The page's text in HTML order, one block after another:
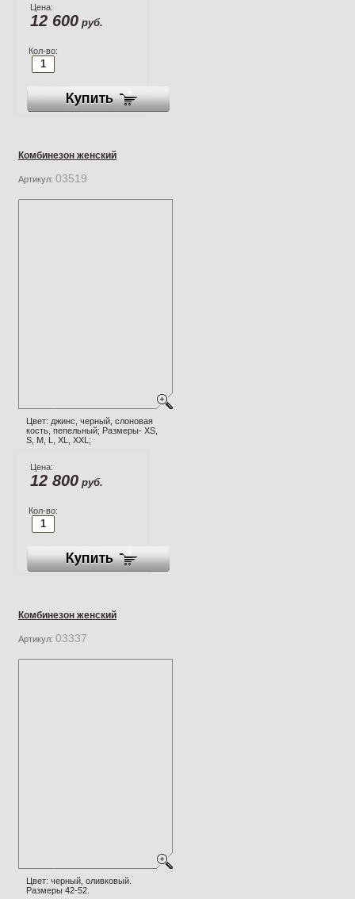
Цена:
12 600 руб.
Кол-во:
Комбинезон женский
Артикул: 03519
Цвет: джинс, черный, слоновая
кость, пепельный; Размеры- XS,
S, M, L, XL, XXL;
Цена:
12 800 руб.
Кол-во:
Комбинезон женский
Артикул: 03337
Цвет: черный, оливковый.
Размеры 42-52.